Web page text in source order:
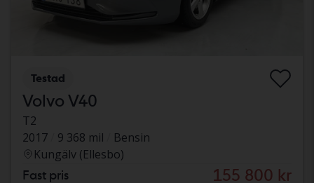
Testad
Volvo V40
T2
2017
9 368 mil
Bensin
Kungälv (Ellesbo)
Fast pris 155 800 kr